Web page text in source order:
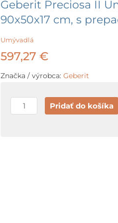
Geberit Preciosa II
90x50x17 cm, s
Umývadlá
597,27 €
Značka / výrobca: Geberit
množstvo
Geberit
Pridať do košíka